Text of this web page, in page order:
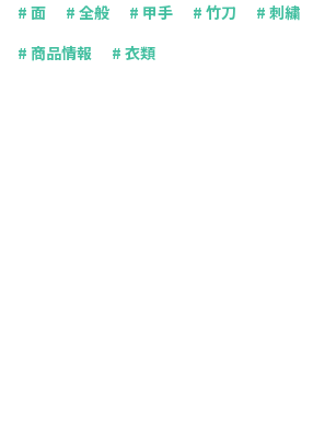
# 面 # 全般 # 甲手 # 竹刀 # 刺繍
# 商品情報
# 衣類